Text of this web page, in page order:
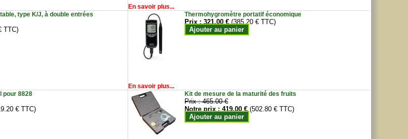
En savoir plus...
type K/J, à double entrées
TTC)
Thermohygromètre portatif économique
Prix :321.00 € (385.20 € TTC)
Ajouter au panier
En savoir plus...
pour 8828
€ TTC)
Kit de mesure de la maturité des fruits
Prix :465.00 €
Notre prix :419.00 € (502.80 € TTC)
Ajouter au panier